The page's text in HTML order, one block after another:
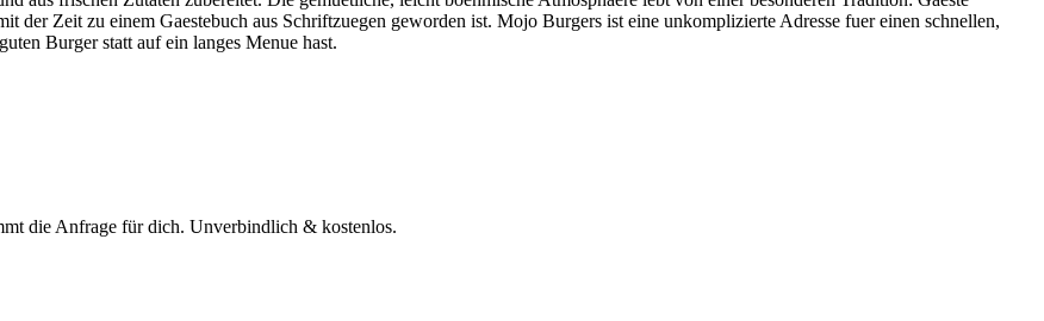
der Zeit zu einem Gaestebuch aus Schriftzuegen geworden ist. Mojo Burgers ist eine unkomplizierte Adresse fuer einen schnellen,
Burger statt auf ein langes Menue hast.
die Anfrage für dich. Unverbindlich & kostenlos.